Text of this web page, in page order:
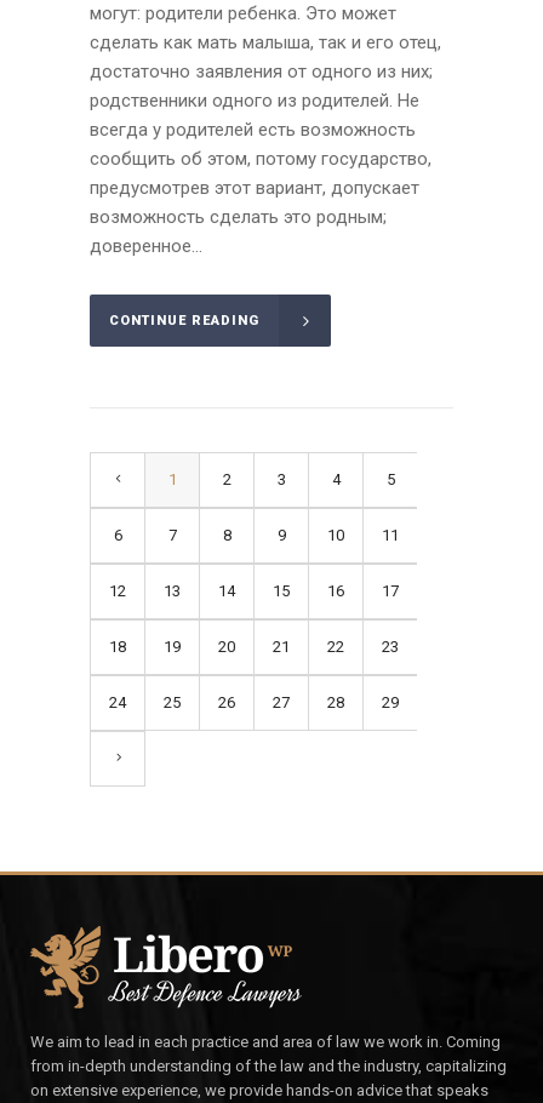
могут: родители ребенка. Это может
сделать как мать малыша, так и его отец,
достаточно заявления от одного из них;
родственники одного из родителей. Не
всегда у родителей есть возможность
сообщить об этом, потому государство,
предусмотрев этот вариант, допускает
возможность сделать это родным;
доверенное...
CONTINUE READING
1 2 3 4 5
6 7 8 9 10 11
12 13 14 15 16 17
18 19 20 21 22 23
24 25 26 27 28 29
We aim to lead in each practice and area of law we work in. Coming
from in-depth understanding of the law and the industry, capitalizing
on extensive experience, we provide hands-on advice that speaks